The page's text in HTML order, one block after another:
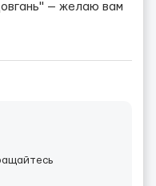
— желаю вам